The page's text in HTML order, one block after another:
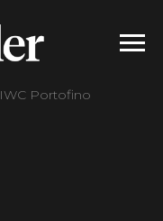
IWC Portofino